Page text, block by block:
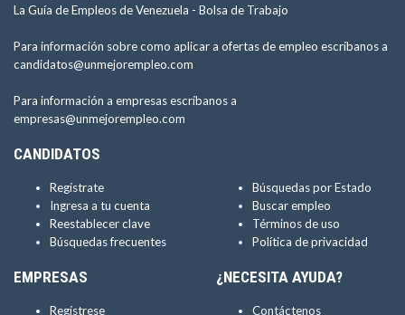
La Guía de Empleos de Venezuela - Bolsa de Trabajo
Para información sobre como aplicar a ofertas de empleo escríbanos a
candidatos@unmejorempleo.com
Para información a empresas escríbanos a
empresas@unmejorempleo.com
CANDIDATOS
Regístrate
Ingresa a tu cuenta
Reestablecer clave
Búsquedas frecuentes
Búsquedas por Estado
Buscar empleo
Términos de uso
Política de privacidad
EMPRESAS
Regístrese
¿NECESITA AYUDA?
Contáctenos